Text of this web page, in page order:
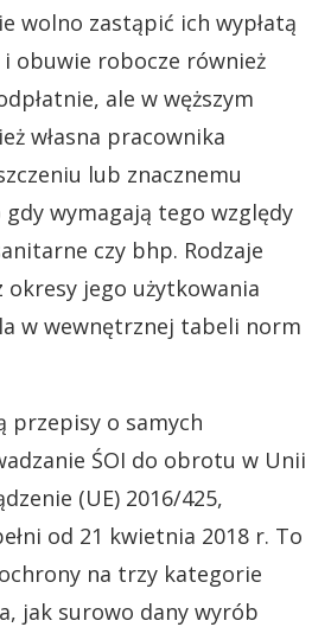
wolno zastąpić ich wypłatą
i obuwie robocze również
ale w węższym
własna pracownika
lub znacznemu
wymagają tego względy
czy bhp. Rodzaje
okresy jego użytkowania
w wewnętrznej tabeli norm
przepisy o samych
ŚOI do obrotu w Unii
(UE) 2016/425,
od 21 kwietnia 2018 r. To
na trzy kategorie
jak surowo dany wyrób